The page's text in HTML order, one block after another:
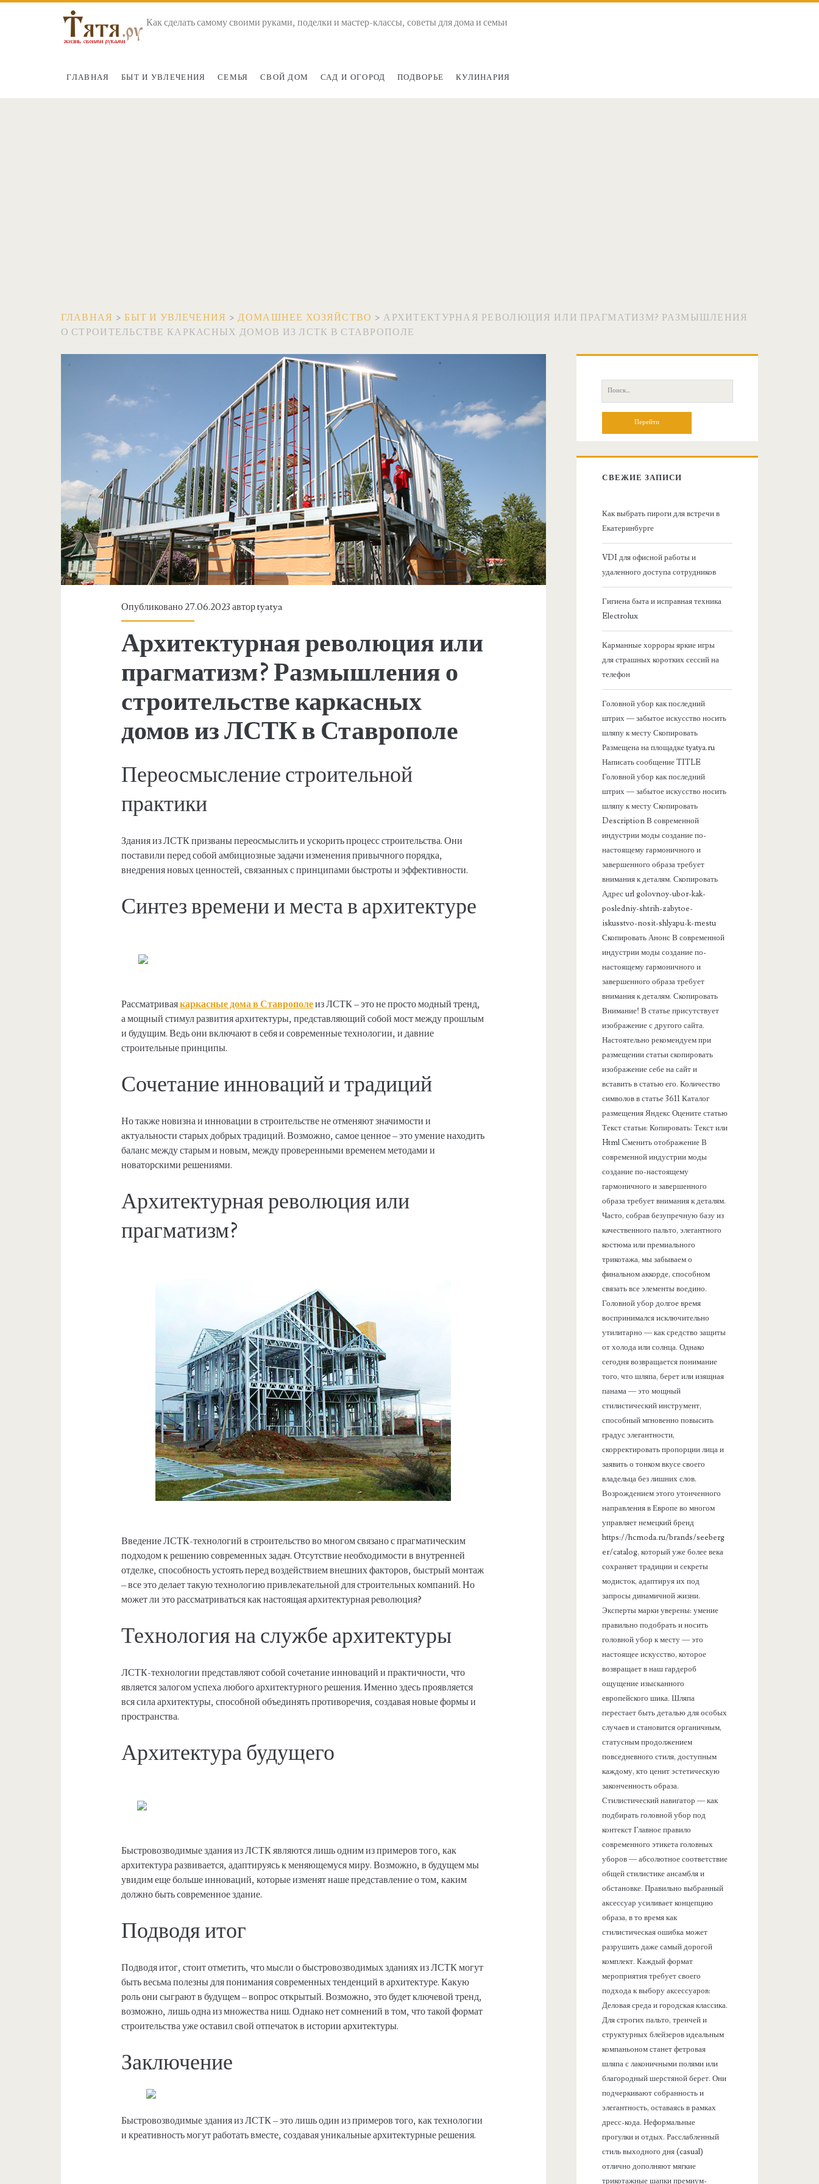
Как сделать самому своими руками, поделки и мастер-классы, советы для дома и семьи
ГЛАВНАЯ БЫТ И УВЛЕЧЕНИЯ СЕМЬЯ СВОЙ ДОМ САД И ОГОРОД ПОДВОРЬЕ КУЛИНАРИЯ
ГЛАВНАЯ >БЫТ И УВЛЕЧЕНИЯ >ДОМАШНЕЕ ХОЗЯЙСТВО > АРХИТЕКТУРНАЯ РЕВОЛЮЦИЯ ИЛИ ПРАГМАТИЗМ? РАЗМЫШЛЕНИЯ
О СТРОИТЕЛЬСТВЕ КАРКАСНЫХ ДОМОВ ИЗ ЛСТК В СТАВРОПОЛЕ
Опубликовано 27.06.2023 авторtyatya
Архитектурная революция или
прагматизм? Размышления о
строительстве каркасных
домов из ЛСТК в Ставрополе
Переосмысление строительной
практики
Здания из ЛСТК призваны переосмыслить и ускорить процесс строительства. Они
поставили перед собой амбициозные задачи изменения привычного порядка,
внедрения новых ценностей, связанных с принципами быстроты и эффективности.
Синтез времени и места в архитектуре
Рассматриваякаркасные дома в Ставрополеиз ЛСТК – это не просто модный тренд,
а мощный стимул развития архитектуры, представляющий собой мост между прошлым
и будущим. Ведь они включают в себя и современные технологии, и давние
строительные принципы.
Сочетание инноваций и традиций
Но также новизна и инновации в строительстве не отменяют значимости и
актуальности старых добрых традиций. Возможно, самое ценное – это умение находить
баланс между старым и новым, между проверенными временем методами и
новаторскими решениями.
Архитектурная революция или
прагматизм?
Введение ЛСТК-технологий в строительство во многом связано с прагматическим
подходом к решению современных задач. Отсутствие необходимости в внутренней
отделке, способность устоять перед воздействием внешних факторов, быстрый монтаж
– все это делает такую технологию привлекательной для строительных компаний. Но
может ли это рассматриваться как настоящая архитектурная революция?
Технология на службе архитектуры
ЛСТК-технологии представляют собой сочетание инноваций и практичности, что
является залогом успеха любого архитектурного решения. Именно здесь проявляется
вся сила архитектуры, способной объединять противоречия, создавая новые формы и
пространства.
Архитектура будущего
Быстровозводимые здания из ЛСТК являются лишь одним из примеров того, как
архитектура развивается, адаптируясь к меняющемуся миру. Возможно, в будущем мы
увидим еще больше инноваций, которые изменят наше представление о том, каким
должно быть современное здание.
Подводя итог
Подводя итог, стоит отметить, что мысли о быстровозводимых зданиях из ЛСТК могут
быть весьма полезны для понимания современных тенденций в архитектуре. Какую
роль они сыграют в будущем – вопрос открытый. Возможно, это будет ключевой тренд,
возможно, лишь одна из множества ниш. Однако нет сомнений в том, что такой формат
строительства уже оставил свой отпечаток в истории архитектуры.
Заключение
Быстровозводимые здания из ЛСТК – это лишь один из примеров того, как технологии
и креативность могут работать вместе, создавая уникальные архитектурные решения.
о
П
о
:
СВЕЖИЕ ЗАПИСИ
Как выбрать пироги для встречи в
Екатеринбурге
VDI для офисной работы и
удаленного доступа сотрудников
Гигиена быта и исправная техника
Electrolux
Карманные хорроры яркие игры
для страшных коротких сессий на
телефон
Головной убор как последний
штрих — забытое искусство носить
шляпу к месту Скопировать
Размещена на площадке tyatya.ru
Написать сообщение TITLE
Головной убор как последний
штрих — забытое искусство носить
шляпу к месту Скопировать
Description В современной
индустрии моды создание по-
настоящему гармоничного и
завершенного образа требует
внимания к деталям. Скопировать
Адрес url golovnoy-ubor-kak-
posledniy-shtrih-zabytoe-
iskusstvo-nosit-shlyapu-k-mestu
Скопировать Анонс В современной
индустрии моды создание по-
настоящему гармоничного и
завершенного образа требует
внимания к деталям. Скопировать
Внимание! В статье присутствует
изображение с другого сайта.
Настоятельно рекомендуем при
размещении статьи скопировать
изображение себе на сайт и
вставить в статью его. Количество
символов в статье 3611 Каталог
размещения Яндекс Оцените статью
Текст статьи: Копировать: Текст или
Html Cменить отображение В
современной индустрии моды
создание по-настоящему
гармоничного и завершенного
образа требует внимания к деталям.
Часто, собрав безупречную базу из
качественного пальто, элегантного
костюма или премиального
трикотажа, мы забываем о
финальном аккорде, способном
связать все элементы воедино.
Головной убор долгое время
воспринимался исключительно
утилитарно — как средство защиты
от холода или солнца. Однако
сегодня возвращается понимание
того, что шляпа, берет или изящная
панама — это мощный
стилистический инструмент,
способный мгновенно повысить
градус элегантности,
скорректировать пропорции лица и
заявить о тонком вкусе своего
владельца без лишних слов.
Возрождением этого утонченного
направления в Европе во многом
управляет немецкий бренд
https://hcmoda.ru/brands/seeberg
er/catalog, который уже более века
сохраняет традиции и секреты
модисток, адаптируя их под
запросы динамичной жизни.
Эксперты марки уверены: умение
правильно подобрать и носить
головной убор к месту — это
настоящее искусство, которое
возвращает в наш гардероб
ощущение изысканного
европейского шика. Шляпа
перестает быть деталью для особых
случаев и становится органичным,
статусным продолжением
повседневного стиля, доступным
каждому, кто ценит эстетическую
законченность образа.
Стилистический навигатор — как
подбирать головной убор под
контекст Главное правило
современного этикета головных
уборов — абсолютное соответствие
общей стилистике ансамбля и
обстановке. Правильно выбранный
аксессуар усиливает концепцию
образа, в то время как
стилистическая ошибка может
разрушить даже самый дорогой
комплект. Каждый формат
мероприятия требует своего
подхода к выбору аксессуаров:
Деловая среда и городская классика.
Для строгих пальто, тренчей и
структурных блейзеров идеальным
компаньоном станет фетровая
шляпа с лаконичными полями или
благородный шерстяной берет. Они
подчеркивают собранность и
элегантность, оставаясь в рамках
дресс-кода. Неформальные
прогулки и отдых. Расслабленный
стиль выходного дня (casual)
отлично дополняют мягкие
трикотажные шапки премиум-